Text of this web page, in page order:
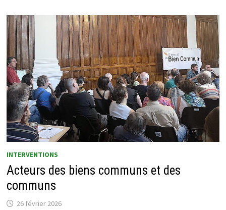
INTERVENTIONS
Acteurs des biens communs et des
communs
26 février 2026